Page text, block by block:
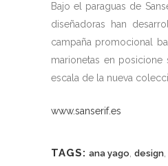
Bajo el paraguas de
diseñadoras han
campaña promocional
marionetas en posicione
escala de la nueva
www.sanserif.es
TAGS: ana yago design